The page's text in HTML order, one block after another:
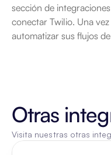
sección de
conectar Twilio. Una
automatizar sus flujos
Otras
Visita nuestras otras